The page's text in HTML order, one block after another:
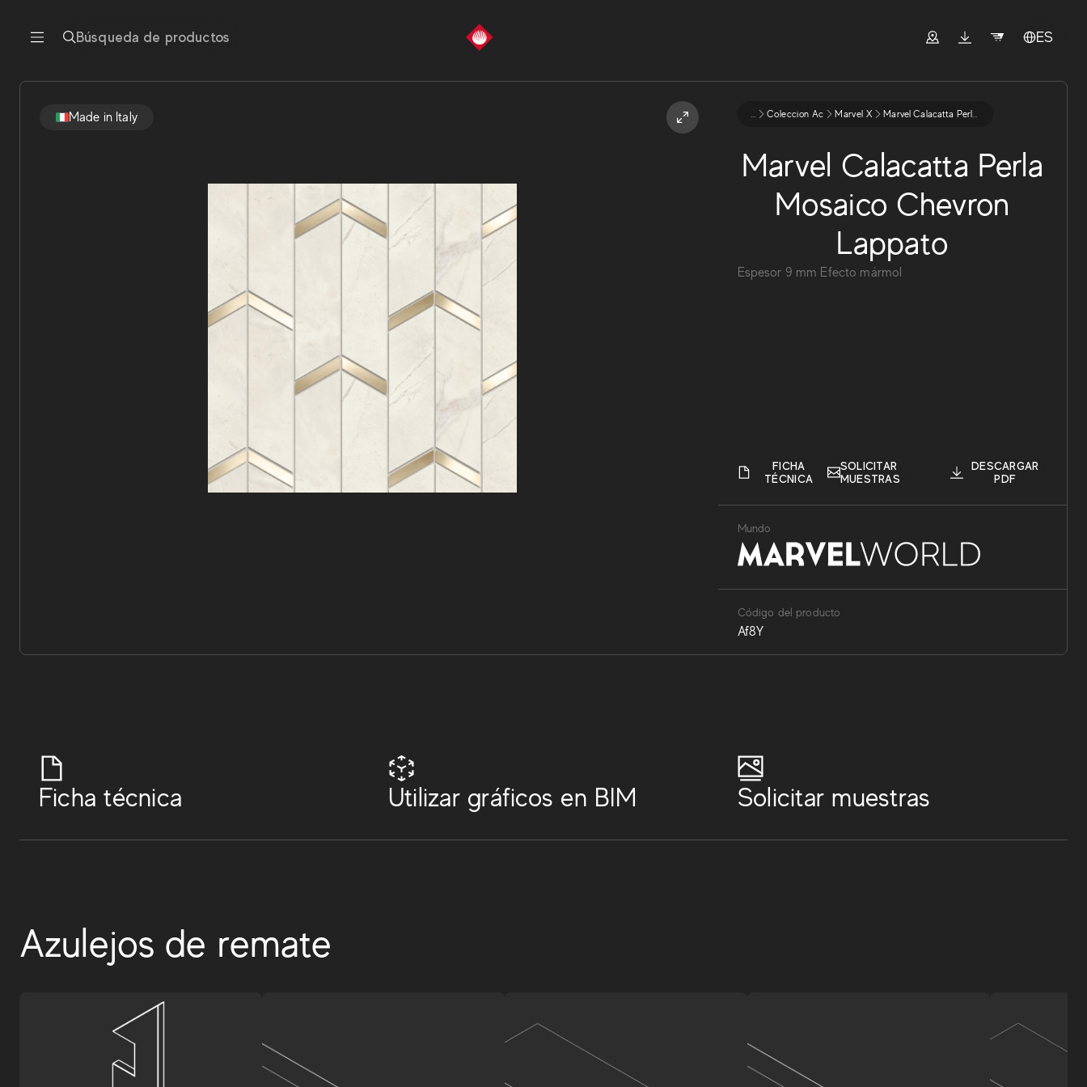
Búsqueda de productos ES
Made in Italy ... Coleccion Ac Marvel X Marvel Calacatta Perla Mosaico Chevron Lappato
Marvel Calacatta Perla
Mosaico Chevron
Lappato
Espesor 9 mm Efecto mármol
FICHA
TÉCNICA
SOLICITAR
MUESTRAS
DESCARGAR
PDF
Mundo
Código del producto
Af8Y
Ficha técnica Utilizar gráficos en BIM Solicitar muestras
Azulejos de remate